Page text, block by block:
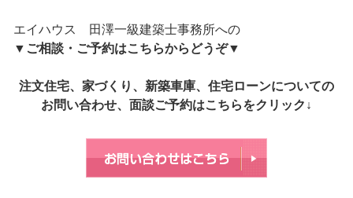
エイハウス 田澤一級建築士事務所への
▼ ご相談・ご予約はこちらからどうぞ▼
注文住宅、家づくり、新築車庫、住宅ローンについての
お問い合わせ、面談ご予約はこちらをクリック↓